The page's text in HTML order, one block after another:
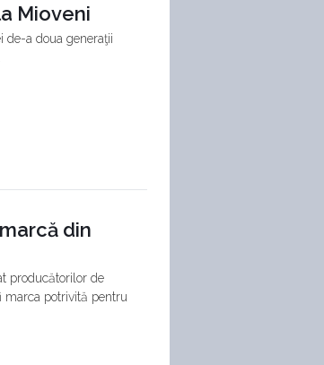
Mioveni
de-a doua generaţii
din
producătorilor de
marca potrivită pentru